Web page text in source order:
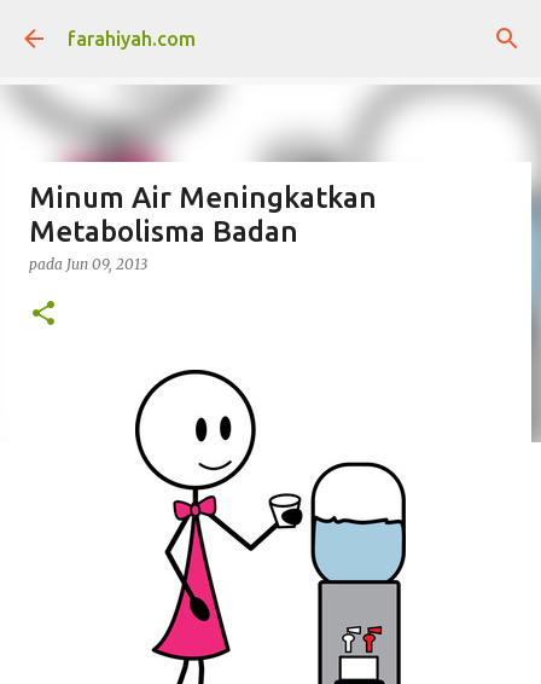
Langkau ke kandungan utama
farahiyah.com
Minum Air Meningkatkan
Metabolisma Badan
pada Jun 09, 2013